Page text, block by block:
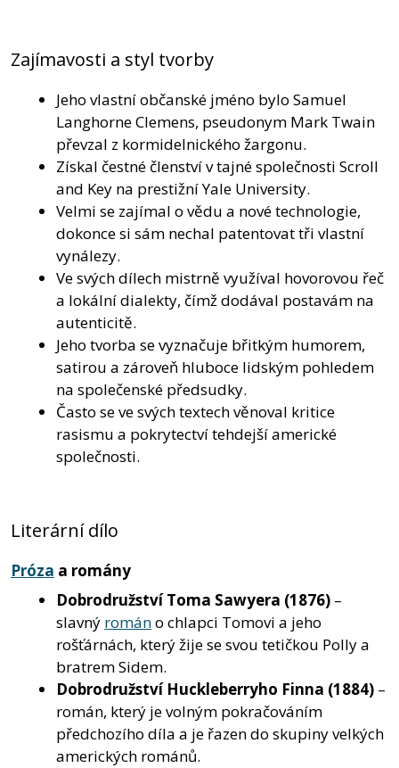
Zajímavosti a styl tvorby
Jeho vlastní občanské jméno bylo Samuel
Langhorne Clemens, pseudonym Mark Twain
převzal z kormidelnického žargonu.
Získal čestné členství v tajné společnosti Scroll
and Key na prestižní Yale University.
Velmi se zajímal o vědu a nové technologie,
dokonce si sám nechal patentovat tři vlastní
vynálezy.
Ve svých dílech mistrně využíval hovorovou řeč
a lokální dialekty, čímž dodával postavám na
autenticitě.
Jeho tvorba se vyznačuje břitkým humorem,
satirou a zároveň hluboce lidským pohledem
na společenské předsudky.
Často se ve svých textech věnoval kritice
rasismu a pokrytectví tehdejší americké
společnosti.
Literární dílo
Próza a romány
Dobrodružství Toma Sawyera (1876) –
slavný románo chlapci Tomovi a jeho
rošťárnách, který žije se svou tetičkou Polly a
bratrem Sidem.
Dobrodružství Huckleberryho Finna (1884) –
román, který je volným pokračováním
předchozího díla a je řazen do skupiny velkých
amerických románů.